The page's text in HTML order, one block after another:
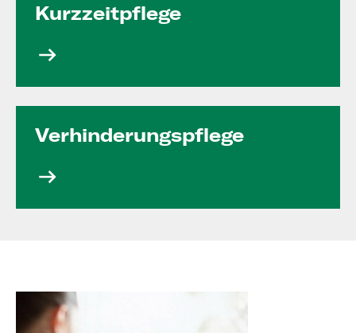
Kurzzeit­pflege
Verhinde­rungs­pflege